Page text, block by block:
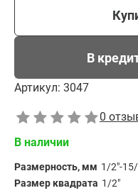
В
Артикул: 3047
0
В наличии
Размерность, мм 1/2"-
Размер квадрата 1/2"